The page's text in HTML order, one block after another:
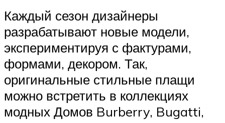
Каждый сезон дизайнеры
разрабатывают новые модели,
экспериментируя с фактурами,
формами, декором. Так,
оригинальные стильные плащи
можно встретить в коллекциях
модных Домов Burberry, Bugatti,